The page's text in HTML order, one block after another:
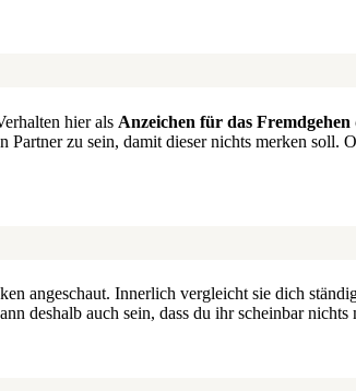
hier als Anzeichen für das
zu sein, damit dieser nichts merken soll.
angeschaut. Innerlich vergleicht sie dich
deshalb auch sein, dass du ihr scheinbar nichts